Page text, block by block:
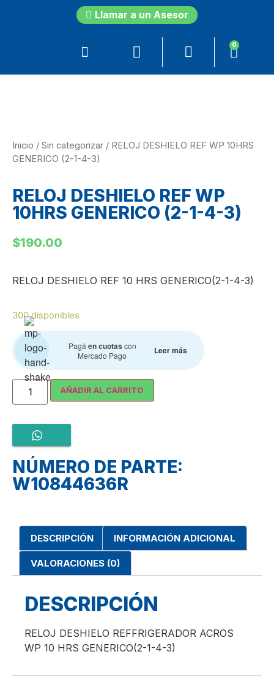
Llamar a un Asesor
0
Inicio / Sin categorizar / RELOJ DESHIELO REF WP 10HRS
GENERICO (2-1-4-3)
RELOJ DESHIELO REF WP
10HRS GENERICO (2-1-4-3)
$190.00
RELOJ DESHIELO REF 10 HRS GENERICO(2-1-4-3)
300 disponibles
Pagáen cuotas con
Mercado Pago
Leer más
AÑADIR AL CARRITO
NÚMERO DE PARTE:
W10844636R
DESCRIPCIÓN INFORMACIÓN ADICIONAL
VALORACIONES (0)
DESCRIPCIÓN
RELOJ DESHIELO REFFRIGERADOR ACROS
WP 10 HRS GENERICO(2-1-4-3)